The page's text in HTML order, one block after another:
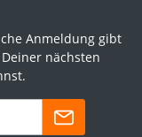
Anmeldung gibt
nächsten